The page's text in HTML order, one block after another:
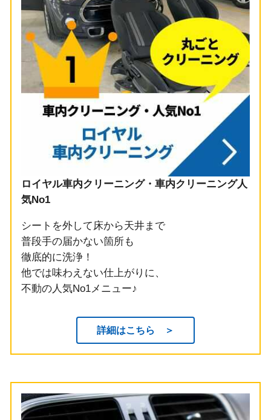
ロイヤル車内クリーニング・車内クリーニング人
気No1
シートを外して床から天井まで
普段手の届かない箇所も
徹底的に洗浄！
他では味わえない仕上がりに、
不動の人気No1メニュー♪
詳細はこちら ＞